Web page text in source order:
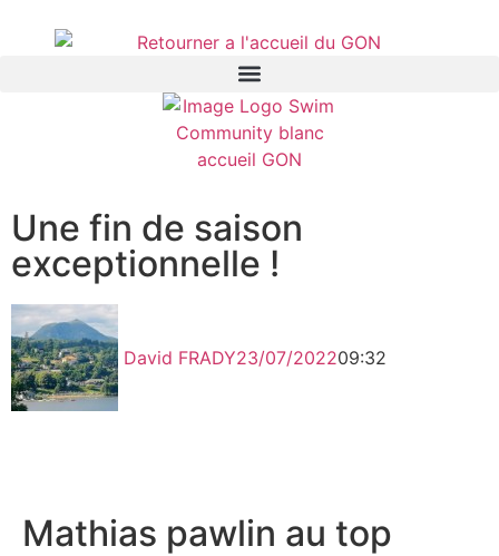
Une fin de saison
exceptionnelle !
David FRADY23/07/202209:32
Mathias pawlin au top